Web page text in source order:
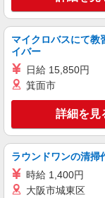
（規定
+
キープ
株式会社シエロ
マイクロバスにて教
イバー
日給 15,850円
箕面市
詳細を見
ラウンドワンの清掃
時給 1,400円
大阪市城東区